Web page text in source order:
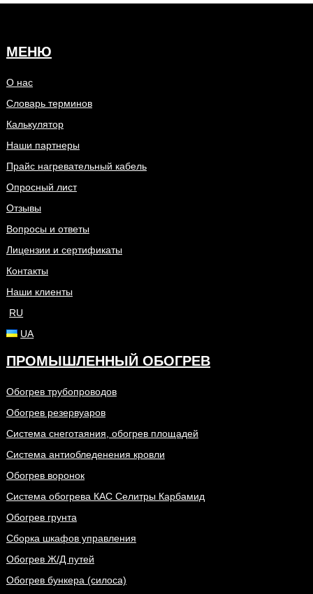
МЕНЮ
О нас
Словарь терминов
Калькулятор
Наши партнеры
Прайс нагревательный кабель
Опросный лист
Отзывы
Вопросы и ответы
Лицензии и сертификаты
Контакты
Наши клиенты
RU
UA
ПРОМЫШЛЕННЫЙ ОБОГРЕВ
Обогрев трубопроводов
Обогрев резервуаров
Система снеготаяния, обогрев площадей
Система антиобледенения кровли
Обогрев воронок
Система обогрева КАС Селитры Карбамид
Обогрев грунта
Сборка шкафов управления
Обогрев Ж/Д путей
Обогрев бункера (силоса)